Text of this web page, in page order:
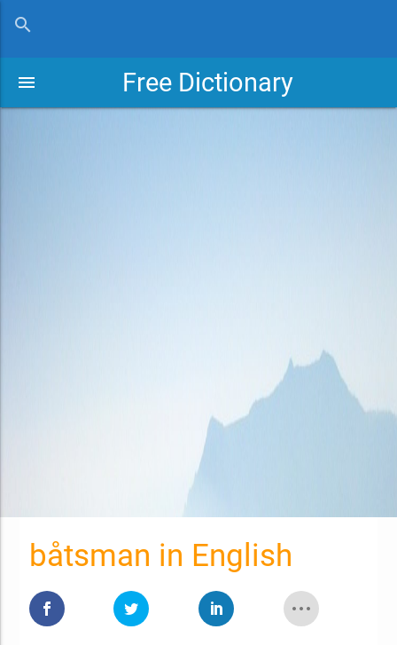
search
Free Dictionary
menu
båtsman in English